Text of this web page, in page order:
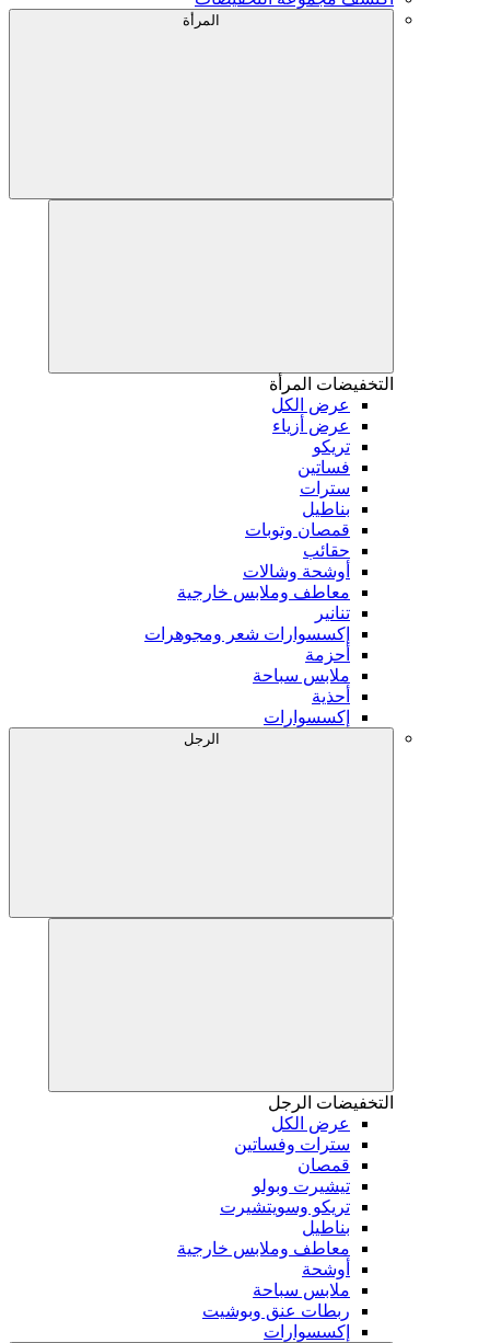
المرأة
التخفيضات المرأة
عرض الكل
عرض أزياء
تريكو
فساتين
سترات
بناطيل
قمصان وتوبات
حقائب
أوشحة وشالات
معاطف وملابس خارجية
تنانير
إكسسوارات شعر ومجوهرات
أحزمة
ملابس سباحة
أحذية
إكسسوارات
الرجل
التخفيضات الرجل
عرض الكل
سترات وفساتين
قمصان
تيشيرت وبولو
تريكو وسويتشيرت
بناطيل
معاطف وملابس خارجية
أوشحة
ملابس سباحة
ربطات عنق وبوشيت
إكسسوارات